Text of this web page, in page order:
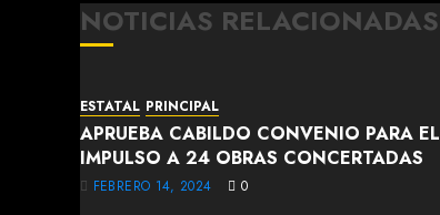
NOTICIAS RELACIONADAS
ESTATAL PRINCIPAL
APRUEBA CABILDO CONVENIO PARA EL
IMPULSO A 24 OBRAS CONCERTADAS
FEBRERO 14, 2024 0